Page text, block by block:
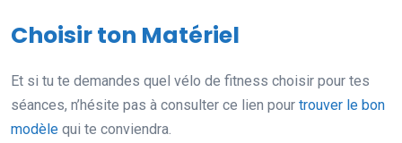
Choisir ton Matériel
Et si tu te demandes quel vélo de fitness choisir pour tes
séances, n’hésite pas à consulter ce lien pour trouver le bon
modèle qui te conviendra.